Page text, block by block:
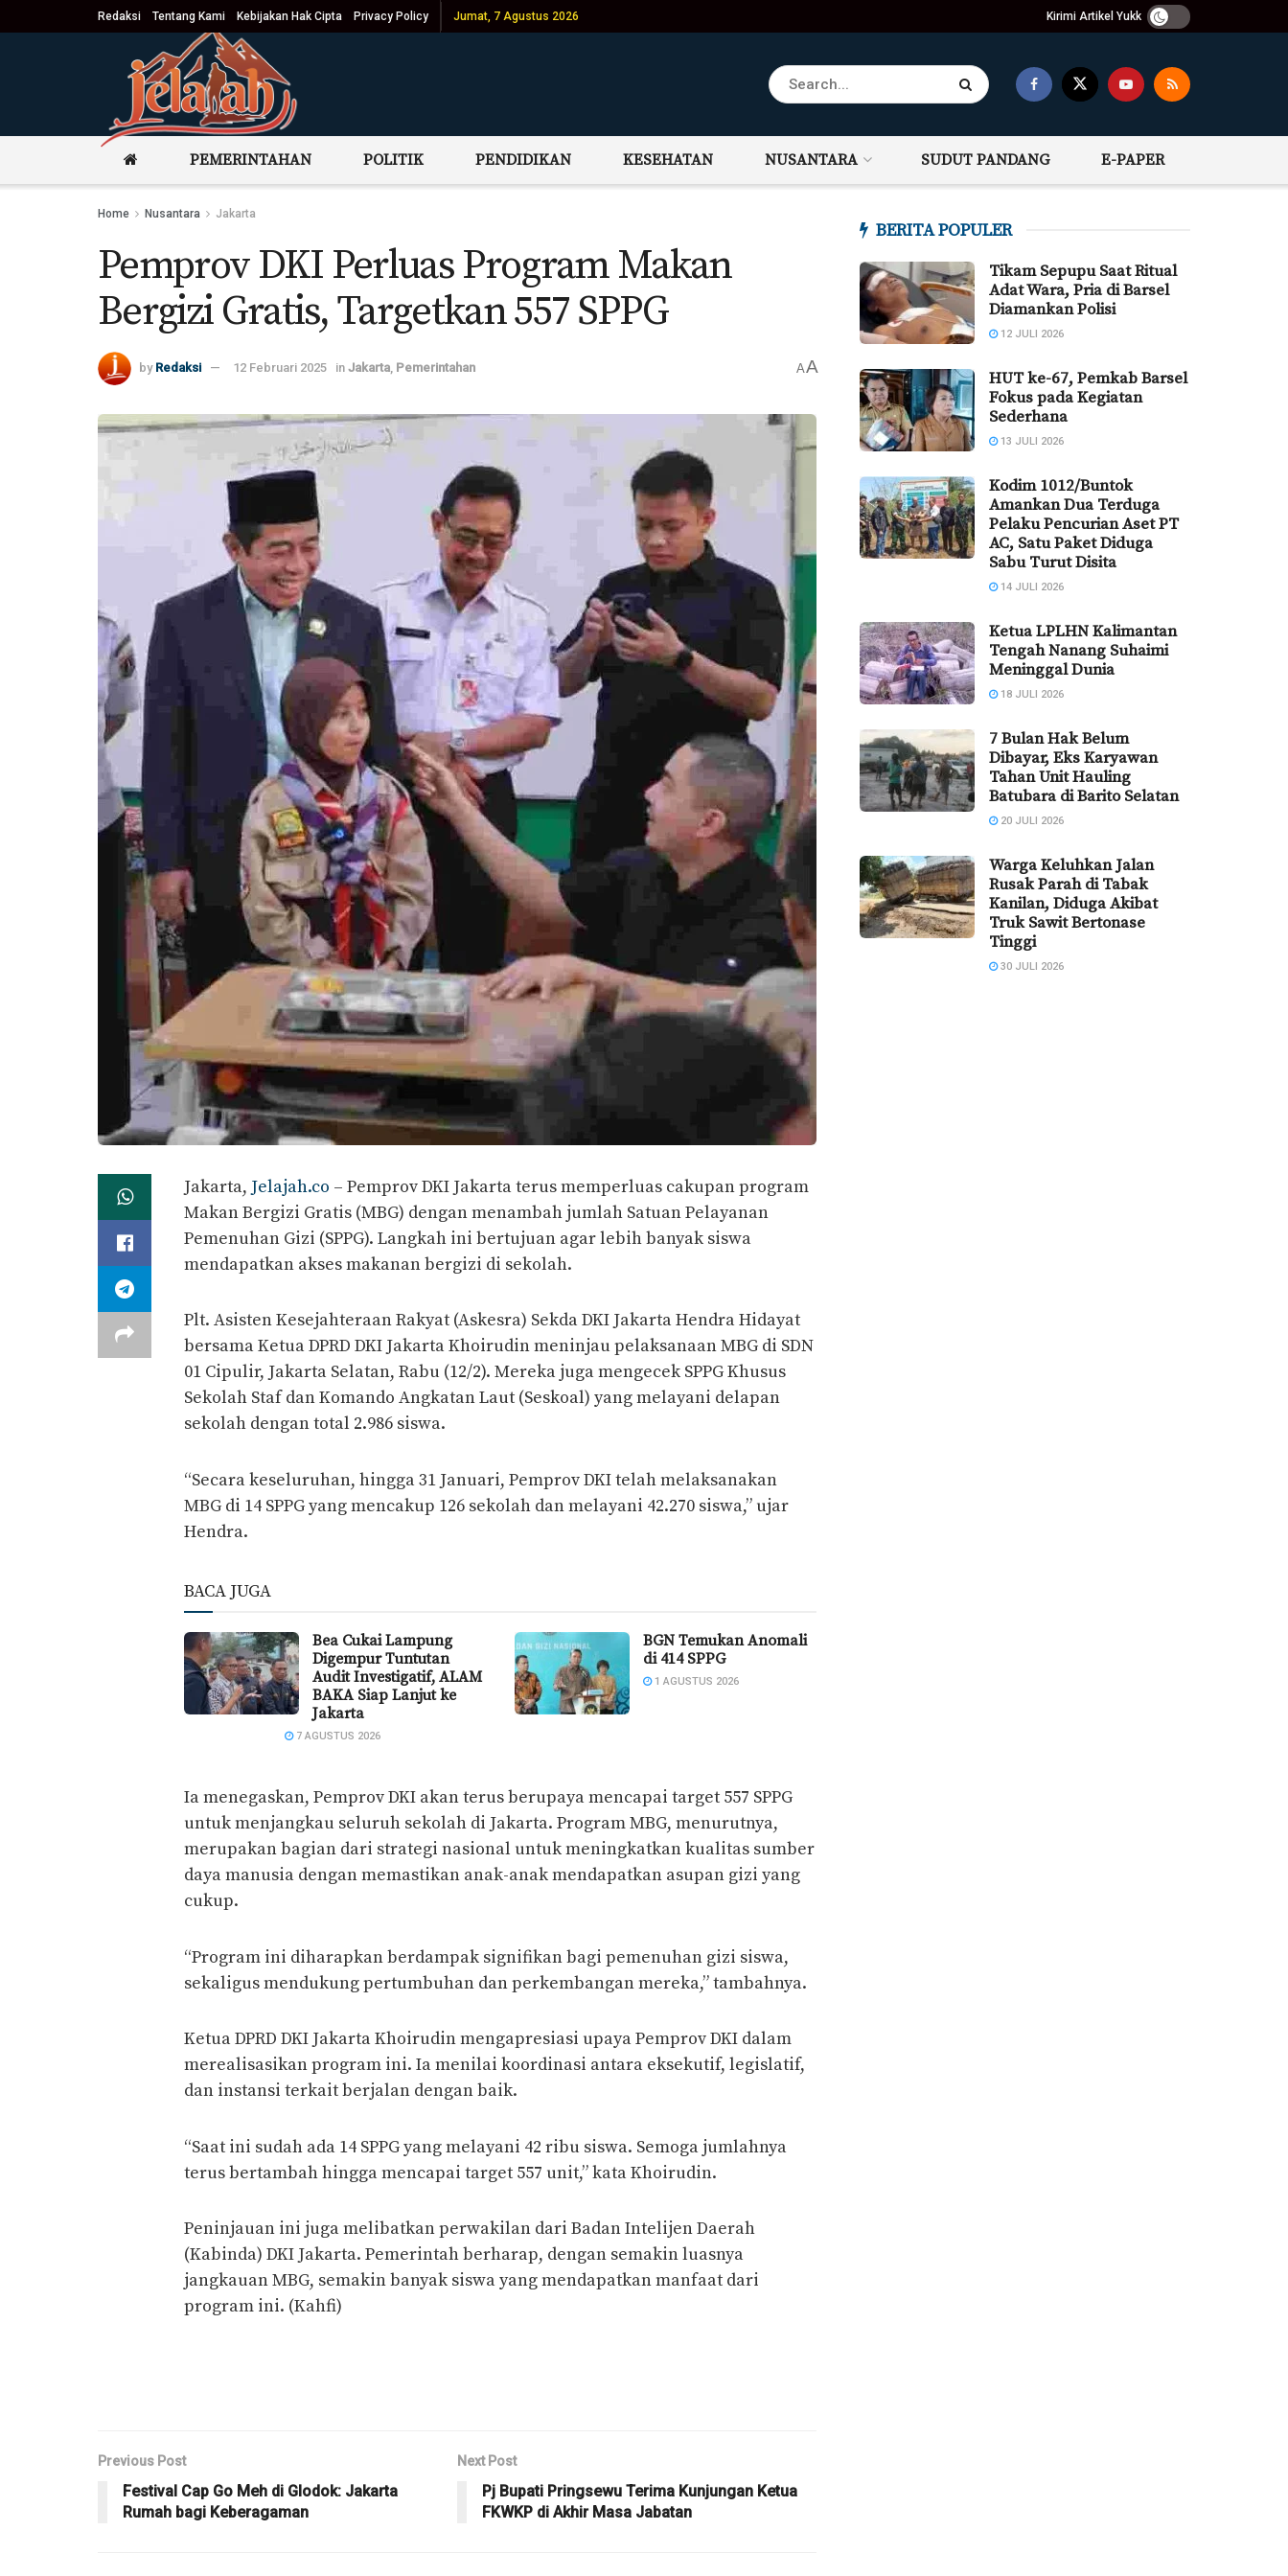
Redaksi Tentang Kami Kebijakan Hak Cipta Privacy Policy Jumat, 7 Agustus 2026 Kirimi Artikel Yukk
PEMERINTAHAN POLITIK PENDIDIKAN KESEHATAN NUSANTARA SUDUT PANDANG E-PAPER
Home Nusantara Jakarta
Pemprov DKI Perluas Program Makan
Bergizi Gratis, Targetkan 557 SPPG
by Redaksi 12 Februari 2025 in Jakarta Pemerintahan AA
Jakarta, Jelajah.co – Pemprov DKI Jakarta terus memperluas cakupan program
Makan Bergizi Gratis (MBG) dengan menambah jumlah Satuan Pelayanan
Pemenuhan Gizi (SPPG). Langkah ini bertujuan agar lebih banyak siswa
mendapatkan akses makanan bergizi di sekolah.
Plt. Asisten Kesejahteraan Rakyat (Askesra) Sekda DKI Jakarta Hendra Hidayat
bersama Ketua DPRD DKI Jakarta Khoirudin meninjau pelaksanaan MBG di SDN
01 Cipulir, Jakarta Selatan, Rabu (12/2). Mereka juga mengecek SPPG Khusus
Sekolah Staf dan Komando Angkatan Laut (Seskoal) yang melayani delapan
sekolah dengan total 2.986 siswa.
“Secara keseluruhan, hingga 31 Januari, Pemprov DKI telah melaksanakan
MBG di 14 SPPG yang mencakup 126 sekolah dan melayani 42.270 siswa,” ujar
Hendra.
BACA JUGA
Bea Cukai Lampung
Digempur Tuntutan
Audit Investigatif, ALAM
BAKA Siap Lanjut ke
Jakarta
7 AGUSTUS 2026
BGN Temukan Anomali
di 414 SPPG
1 AGUSTUS 2026
Ia menegaskan, Pemprov DKI akan terus berupaya mencapai target 557 SPPG
untuk menjangkau seluruh sekolah di Jakarta. Program MBG, menurutnya,
merupakan bagian dari strategi nasional untuk meningkatkan kualitas sumber
daya manusia dengan memastikan anak-anak mendapatkan asupan gizi yang
cukup.
“Program ini diharapkan berdampak signifikan bagi pemenuhan gizi siswa,
sekaligus mendukung pertumbuhan dan perkembangan mereka,” tambahnya.
Ketua DPRD DKI Jakarta Khoirudin mengapresiasi upaya Pemprov DKI dalam
merealisasikan program ini. Ia menilai koordinasi antara eksekutif, legislatif,
dan instansi terkait berjalan dengan baik.
“Saat ini sudah ada 14 SPPG yang melayani 42 ribu siswa. Semoga jumlahnya
terus bertambah hingga mencapai target 557 unit,” kata Khoirudin.
Peninjauan ini juga melibatkan perwakilan dari Badan Intelijen Daerah
(Kabinda) DKI Jakarta. Pemerintah berharap, dengan semakin luasnya
jangkauan MBG, semakin banyak siswa yang mendapatkan manfaat dari
program ini. (Kahfi)
Previous Post
Festival Cap Go Meh di Glodok: Jakarta
Rumah bagi Keberagaman
Next Post
Pj Bupati Pringsewu Terima Kunjungan Ketua
FKWKP di Akhir Masa Jabatan
BERITA POPULER
Tikam Sepupu Saat Ritual
Adat Wara, Pria di Barsel
Diamankan Polisi
12 JULI 2026
HUT ke-67, Pemkab Barsel
Fokus pada Kegiatan
Sederhana
13 JULI 2026
Kodim 1012/Buntok
Amankan Dua Terduga
Pelaku Pencurian Aset PT
AC, Satu Paket Diduga
Sabu Turut Disita
14 JULI 2026
Ketua LPLHN Kalimantan
Tengah Nanang Suhaimi
Meninggal Dunia
18 JULI 2026
7 Bulan Hak Belum
Dibayar, Eks Karyawan
Tahan Unit Hauling
Batubara di Barito Selatan
20 JULI 2026
Warga Keluhkan Jalan
Rusak Parah di Tabak
Kanilan, Diduga Akibat
Truk Sawit Bertonase
Tinggi
30 JULI 2026